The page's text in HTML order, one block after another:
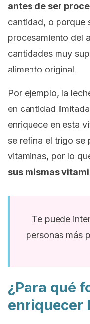
antes de ser
cantidad, o porque
procesamiento del
cantidades muy
alimento original.
Por ejemplo, la
en cantidad
enriquece en esta
se refina el trigo se
vitaminas, por lo
sus mismas
Te puede
personas más
¿Para qué
enriquecer